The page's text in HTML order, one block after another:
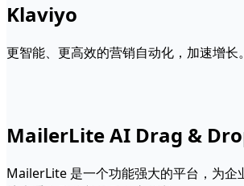
Klaviyo
更智能、更高效的营销自动化，加速增长。
MailerLite AI Drag &
MailerLite 是一个功能强大的平台，为企